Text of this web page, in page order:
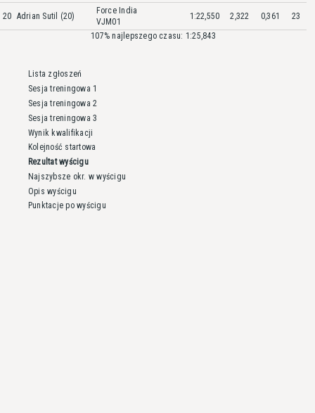
20 Adrian Sutil (20)
Force India
VJM01
1:22,550 2,322 0,361
23
107% najlepszego czasu: 1:25,843
Lista zgłoszeń
Sesja treningowa 1
Sesja treningowa 2
Sesja treningowa 3
Wynik kwalifikacji
Kolejność startowa
Rezultat wyścigu
Najszybsze okr. w wyścigu
Opis wyścigu
Punktacje po wyścigu